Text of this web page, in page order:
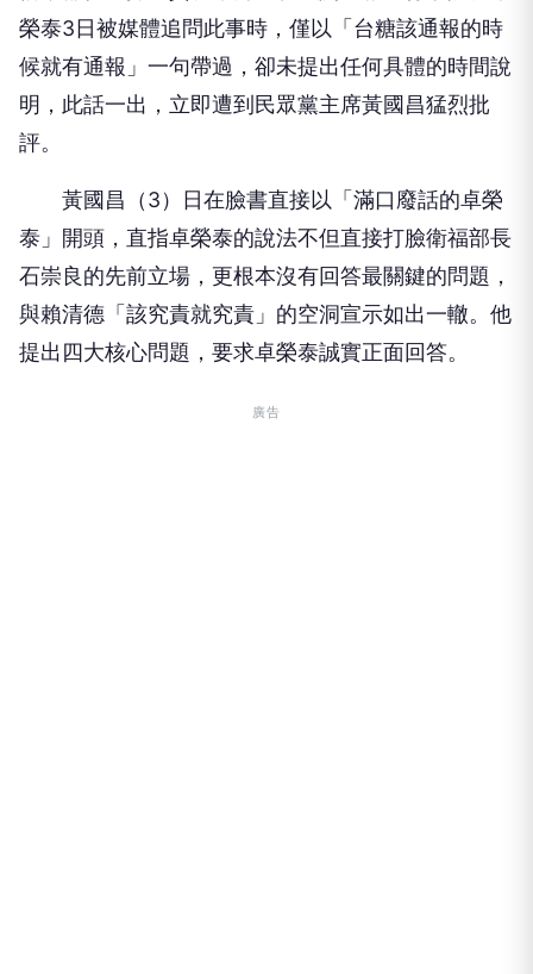
榮泰3日被媒體追問此事時，僅以「台糖該通報的時
候就有通報」一句帶過，卻未提出任何具體的時間說
明，此話一出，立即遭到民眾黨主席黃國昌猛烈批
評。
黃國昌（3）日在臉書直接以「滿口廢話的卓榮
泰」開頭，直指卓榮泰的說法不但直接打臉衛福部長
石崇良的先前立場，更根本沒有回答最關鍵的問題，
與賴清德「該究責就究責」的空洞宣示如出一轍。他
提出四大核心問題，要求卓榮泰誠實正面回答。
廣告